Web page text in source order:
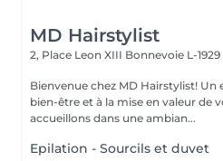
MD Hairstylist
2, Place Leon XIII Bonnevoie L-1929
Bienvenue chez MD Hairstylist! Un
bien-être et à la mise en valeur de votre
accueillons dans une ambian...
Epilation - Sourcils et duvet